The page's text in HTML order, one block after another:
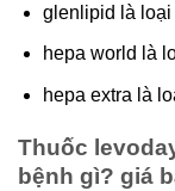
glenlipid là loại
hepa world là
hepa extra là
Thuốc
bệnh gì? giá